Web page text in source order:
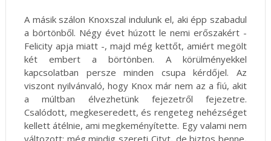
A másik szálon Knoxszal indulunk el, aki épp szabadul
a börtönből. Négy évet húzott le nemi erőszakért -
Felicity apja miatt -, majd még kettőt, amiért megölt
két embert a börtönben. A körülményekkel
kapcsolatban persze minden csupa kérdőjel. Az
viszont nyilvánvaló, hogy Knox már nem az a fiú, akit
a múltban élvezhetünk fejezetről fejezetre.
Csalódott, megkeseredett, és rengeteg nehézséget
kellett átélnie, ami megkeményítette. Egy valami nem